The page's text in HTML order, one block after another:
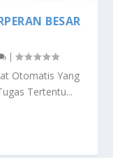
BESAR
|
Otomatis Yang
Tertentu...